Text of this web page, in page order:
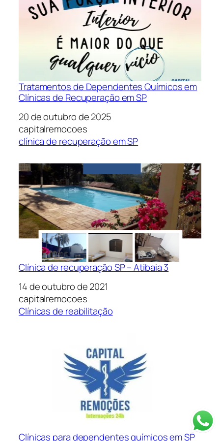
Tratamentos de Dependentes Químicos em
Clínicas de Recuperação em SP
Data
20 de outubro de 2025
Autor
capitalremocoes
Em relação a
clínica de recuperação em SP
Clínica de recuperação SP – Atibaia 3
Data
14 de outubro de 2021
Autor
capitalremocoes
Em relação a
Clínicas de reabilitação
Clínicas para dependentes químicos em SP